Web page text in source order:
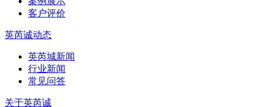
客户评价
英芮诚动态
英芮城新闻
行业新闻
常见问答
关于英芮诚